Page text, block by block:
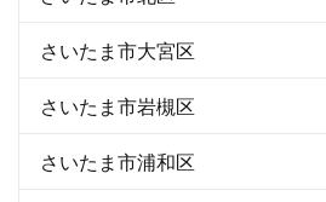
さいたま市大宮区
さいたま市岩槻区
さいたま市浦和区